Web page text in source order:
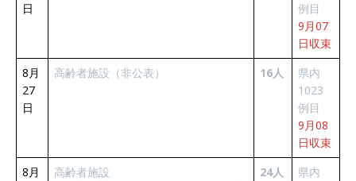
日
例目
9月07
日収束
8月
27
日
高齢者施設（非公表） 16人
県内
1023
例目
9月08
日収束
8月
高齢者施設
24人
県内